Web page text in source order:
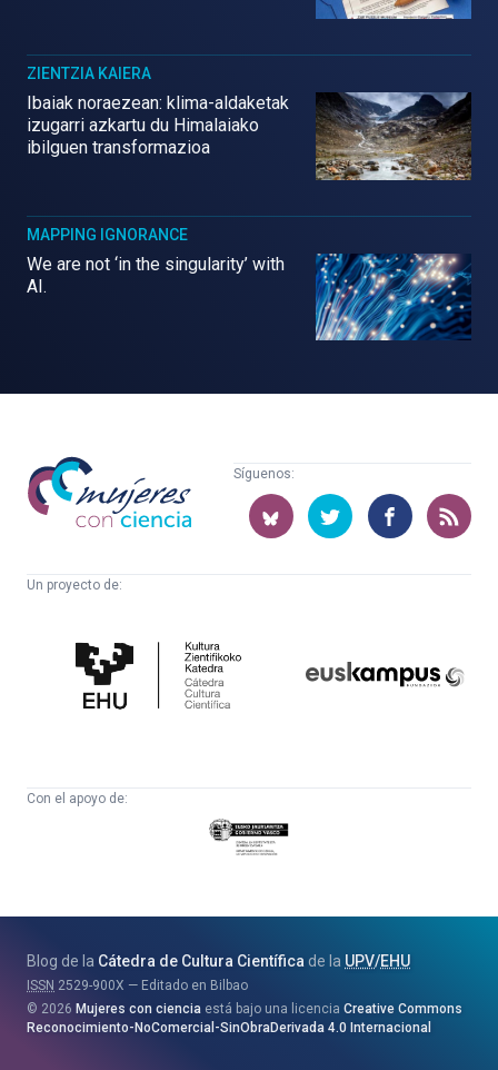
ZIENTZIA KAIERA
Ibaiak noraezean: klima-aldaketak
izugarri azkartu du Himalaiako
ibilguen transformazioa
MAPPING IGNORANCE
We are not ‘in the singularity’ with
AI.
Mujeres
con
ciencia
Síguenos:
Un proyecto de:
Cultura
Científica
Con el apoyo de:
Eusko
Jaurlaritza
eta
Berrikuntza
Saila
Blog de la Cátedra de Cultura Científica de la UPV/EHU
ISSN 2529-900X
Editado en Bilbao
2026 Mujeres con ciencia está bajo una licencia Creative Commons
Reconocimiento-NoComercial-SinObraDerivada 4.0 Internacional